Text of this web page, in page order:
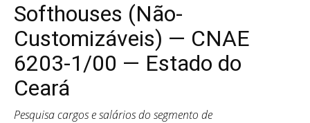
Softhouses (Não-
Customizáveis) — CNAE
6203-1/00 — Estado do
Ceará
Pesquisa cargos e salários do segmento de